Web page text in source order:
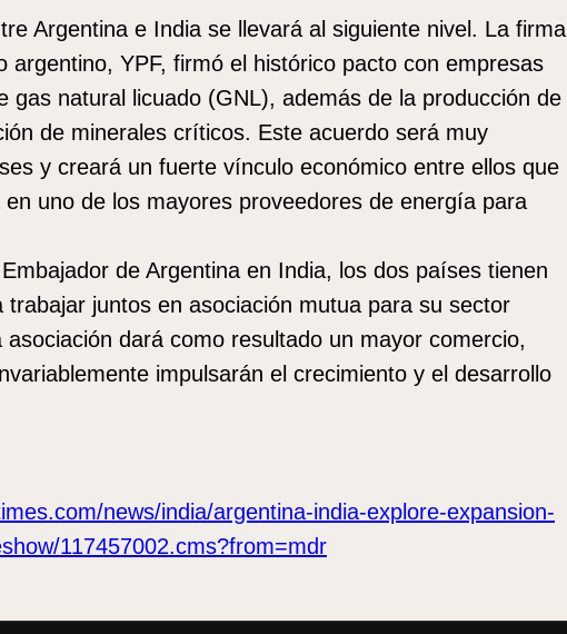
Argentina e India se llevará al siguiente nivel. La firma
argentino, YPF, firmó el histórico pacto con empresas
gas natural licuado (GNL), además de la producción de
de minerales críticos. Este acuerdo será muy
y creará un fuerte vínculo económico entre ellos que
uno de los mayores proveedores de energía para
de Argentina en India, los dos países tienen
juntos en asociación mutua para su sector
dará como resultado un mayor comercio,
impulsarán el crecimiento y el desarrollo
news/india/argentina-india-explore-expansion-
117457002.cms?from=mdr